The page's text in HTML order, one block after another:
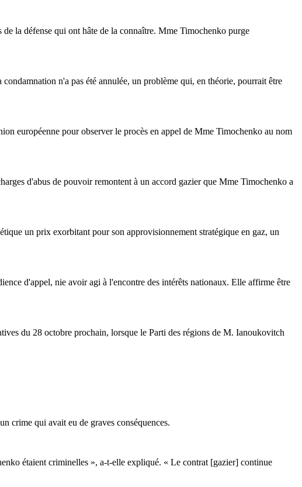
la défense qui ont hâte de la connaître. Mme Timochenko purge
n'a pas été annulée, un problème qui, en théorie, pourrait être
européenne pour observer le procès en appel de Mme Timochenko au nom
d'abus de pouvoir remontent à un accord gazier que Mme Timochenko a
un prix exorbitant pour son approvisionnement stratégique en gaz, un
d'appel, nie avoir agi à l'encontre des intérêts nationaux. Elle affirme être
du 28 octobre prochain, lorsque le Parti des régions de M. Ianoukovitch
crime qui avait eu de graves conséquences.
étaient criminelles », a-t-elle expliqué. « Le contrat [gazier] continue